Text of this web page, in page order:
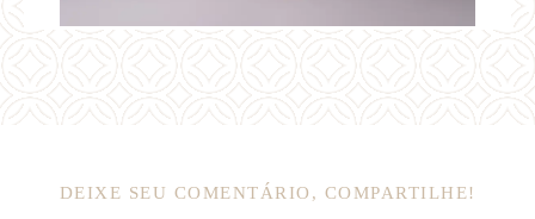
DEIXE SEU COMENTÁRIO, COMPARTILHE!